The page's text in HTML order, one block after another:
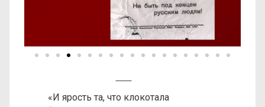
«И ярость та, что клокотала